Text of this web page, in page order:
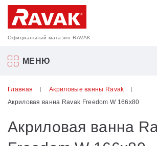
Официальный магазин RAVAK
МЕНЮ
Акриловые ванны Ravak
Главная
Акриловые ванны Ravak
Акриловая ванна Ravak Freedom W 166х80
Акриловая ванна